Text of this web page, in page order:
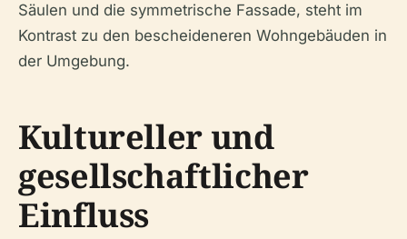
Säulen und die symmetrische Fassade, steht im
Kontrast zu den bescheideneren Wohngebäuden in
der Umgebung.
Kultureller und
gesellschaftlicher
Einfluss